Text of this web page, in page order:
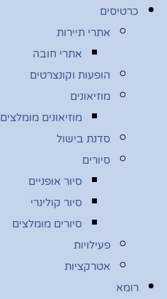
כרטיסים
אתרי תיירות
אתרי חובה
הופעות וקונצרטים
מוזיאונים
מוזיאונים מומלצים
סדנת בישול
סיורים
סיור אופניים
סיור קולינרי
סיורים מומלצים
פעילויות
אטרקציות
רומא